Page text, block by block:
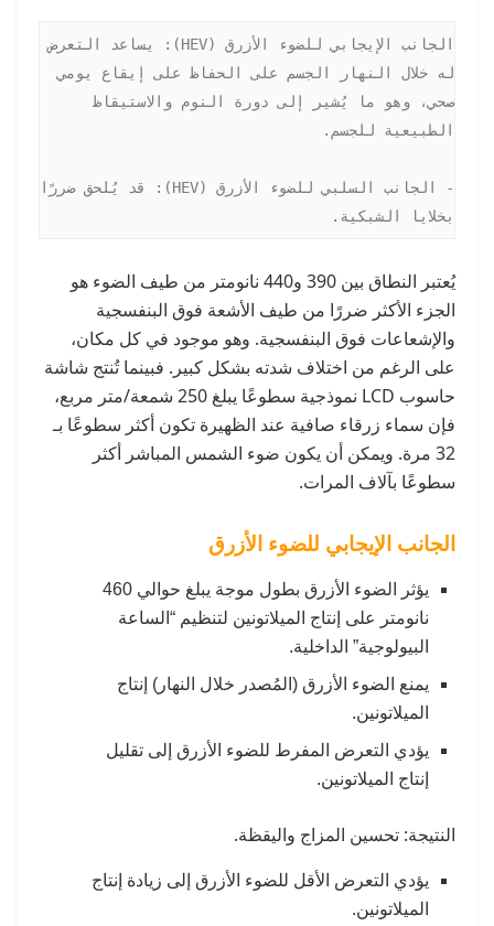
الجانب الإيجابي للضوء الأزرق (HEV): يساعد التعرض
له خلال النهار الجسم على الحفاظ على إيقاع يومي
بخلايا الشبكية.
يُعتبر النطاق بين 390 و440 نانومتر من طيف الضوء هو
الجزء الأكثر ضررًا من طيف الأشعة فوق البنفسجية
والإشعاعات فوق البنفسجية. وهو موجود في كل مكان،
على الرغم من اختلاف شدته بشكل كبير. فبينما تُنتج شاشة
حاسوب LCD نموذجية سطوعًا يبلغ 250 شمعة/متر مربع،
فإن سماء زرقاء صافية عند الظهيرة تكون أكثر سطوعًا بـ
32 مرة. ويمكن أن يكون ضوء الشمس المباشر أكثر
سطوعًا بآلاف المرات.
الجانب الإيجابي للضوء الأزرق
يؤثر الضوء الأزرق بطول موجة يبلغ حوالي 460
نانومتر على إنتاج الميلاتونين لتنظيم “الساعة
البيولوجية” الداخلية.
يمنع الضوء الأزرق (المُصدر خلال النهار) إنتاج
الميلاتونين.
يؤدي التعرض المفرط للضوء الأزرق إلى تقليل
إنتاج الميلاتونين.
النتيجة: تحسين المزاج واليقظة.
يؤدي التعرض الأقل للضوء الأزرق إلى زيادة إنتاج
الميلاتونين.